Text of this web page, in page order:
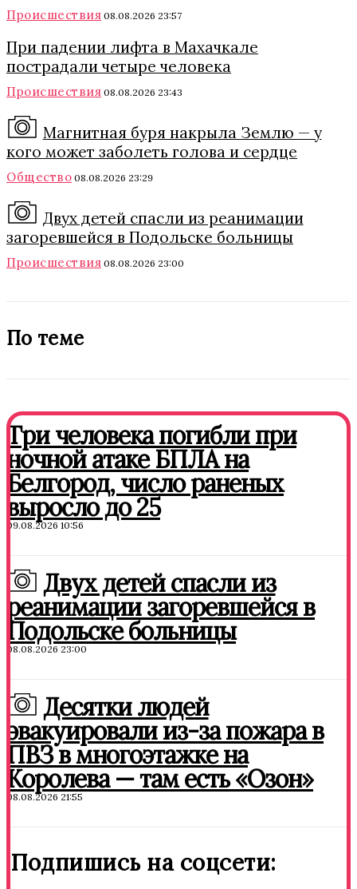
Происшествия 08.08.2026 23:57
При падении лифта в Махачкале
пострадали четыре человека
Происшествия 08.08.2026 23:43
Магнитная буря накрыла Землю — у
кого может заболеть голова и сердце
Общество 08.08.2026 23:29
Двух детей спасли из реанимации
загоревшейся в Подольске больницы
Происшествия 08.08.2026 23:00
По теме
Три человека погибли при
ночной атаке БПЛА на
Белгород, число раненых
выросло до 25
09.08.2026 10:56
Двух детей спасли из
реанимации загоревшейся в
Подольске больницы
08.08.2026 23:00
Десятки людей
эвакуировали из-за пожара в
ПВЗ в многоэтажке на
Королева — там есть «Озон»
08.08.2026 21:55
Подпишись на соцсети: